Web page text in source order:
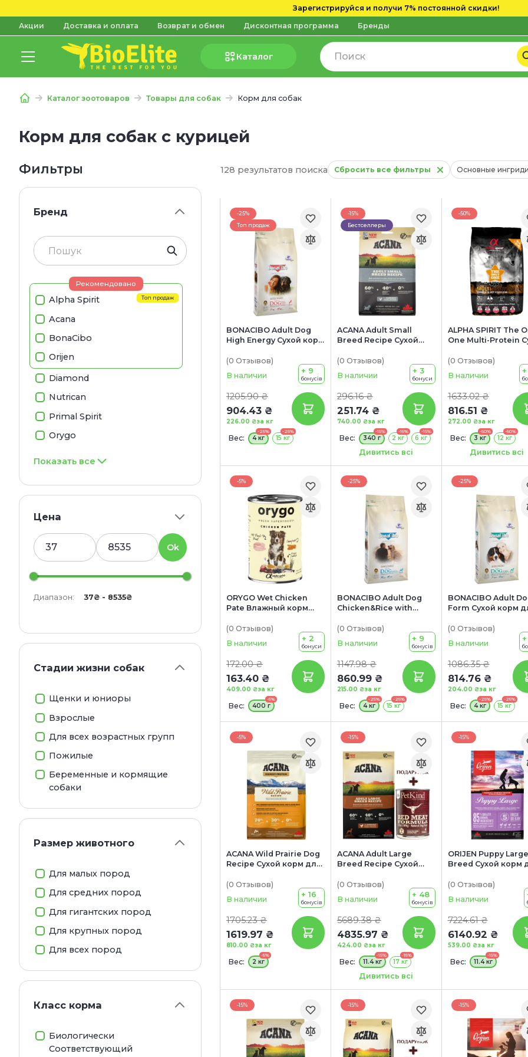
Зарегистрируйся и получи 7% постоянной скидки!
Акции Доставка и оплата Возврат и обмен Дисконтная программа Бренды
Каталог
Каталог зоотоваров Товары для собак Корм для собак
Корм для собак с курицей
Фильтры
Бренд
Рекомендовано
Alpha Spirit Топ продаж
Acana
BonaCibo
Orijen
Diamond
Nutrican
Primal Spirit
Orygo
Показать все
Цена
Ok
Диапазон: 37₴ - 8535₴
Стадии жизни cобак
Щенки и юниоры
Взрослые
Для всех возрастных групп
Пожилые
Беременные и кормящие
собаки
Размер животного
Для малых пород
Для средних пород
Для гигантских пород
Для крупных пород
Для всех пород
Класс корма
Биологически
Соответствующий
128 результатов поиска Сбросить все фильтры Основные
-25%
Топ продаж
BONACIBO Adult Dog
High Energy Сухой корм
активных собак всех
курицы, анчоусами и
(0 Отзывов)
В наличии
1205.90 ₴
904.43 ₴
за кг
226.00 ₴
+ 9
бонусів
Вес:
-25%
4 кг
-25%
15 кг
-15%
Бестселлеры
ACANA Adult Small
Breed Recipe Сухой
собак малых пород (с
курицей и индейкой)
(0 Отзывов)
В наличии
296.16 ₴
251.74 ₴
за кг
740.00 ₴
+ 3
бонуси
Вес:
-15%
340 г
-15%
2 кг
-15%
6 кг
Акция:Дивитись всі
-50%
ALPHA SPIRIT The
One Multi-Protein
пород и стадий
(0 Отзывов)
В наличии
1633.02 ₴
816.51 ₴
за кг
272.00 ₴
Вес:
-50%
3 кг
-50%
12 кг
Сроки годности:
19/08/2026
Дивитись всі
-5%
ORYGO Wet Chicken
Pate Влажный корм
всех пород (с курицей
(0 Отзывов)
В наличии
172.00 ₴
163.40 ₴
за кг
409.00 ₴
+ 2
бонуси
Вес:
-5%
400 г
-25%
BONACIBO Adult Dog
Chicken&Rice with
для взрослых собак
всех пород (с курицей
и рисом)
(0 Отзывов)
В наличии
1147.98 ₴
860.99 ₴
за кг
215.00 ₴
+ 9
бонусів
Вес:
-25%
4 кг
-25%
15 кг
-25%
BONACIBO Adult
Form Сухой корм
избыточным весом
для собак старше
(с курицей,
(0 Отзывов)
В наличии
1086.35 ₴
814.76 ₴
за кг
204.00 ₴
Вес:
-25%
4 кг
-25%
15 кг
-5%
ACANA Wild Prairie Dog
Recipe Сухой корм для
возрастных категорий
индейкой)
(0 Отзывов)
В наличии
1705.23 ₴
1619.97 ₴
за кг
810.00 ₴
+ 16
бонусів
Вес:
-5%
2 кг
-15%
ACANA Adult Large
Breed Recipe Сухой
собак крупных пород
индейкой)
(0 Отзывов)
В наличии
5689.38 ₴
4835.97 ₴
за кг
424.00 ₴
+ 48
бонусів
Вес:
-15%
11.4 кг
-15%
17 кг
Акция:Дивитись всі
-15%
ORIJEN Puppy Large
Breed Сухой корм
пород (с курицей и
(0 Отзывов)
В наличии
7224.61 ₴
6140.92 ₴
за кг
539.00 ₴
Вес:
-15%
11.4 кг
-15% -15% -15%